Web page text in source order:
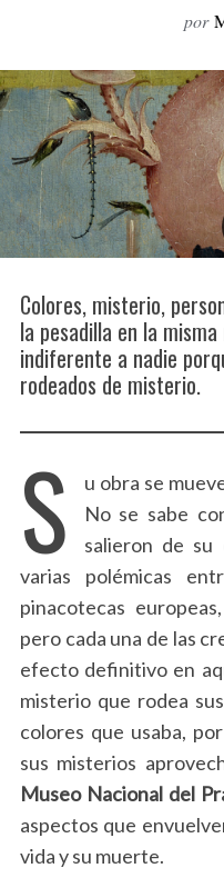
:
por
Colores, misterio,
la pesadilla en la
indiferente a nadie
rodeados de misterio.
S
u obra se
No se sabe
salieron de su
varias polémicas
pinacotecas
pero cada una de las
efecto definitivo en
misterio que rodea
colores que usaba,
sus misterios
Museo Nacional del
aspectos que
vida y su muerte.